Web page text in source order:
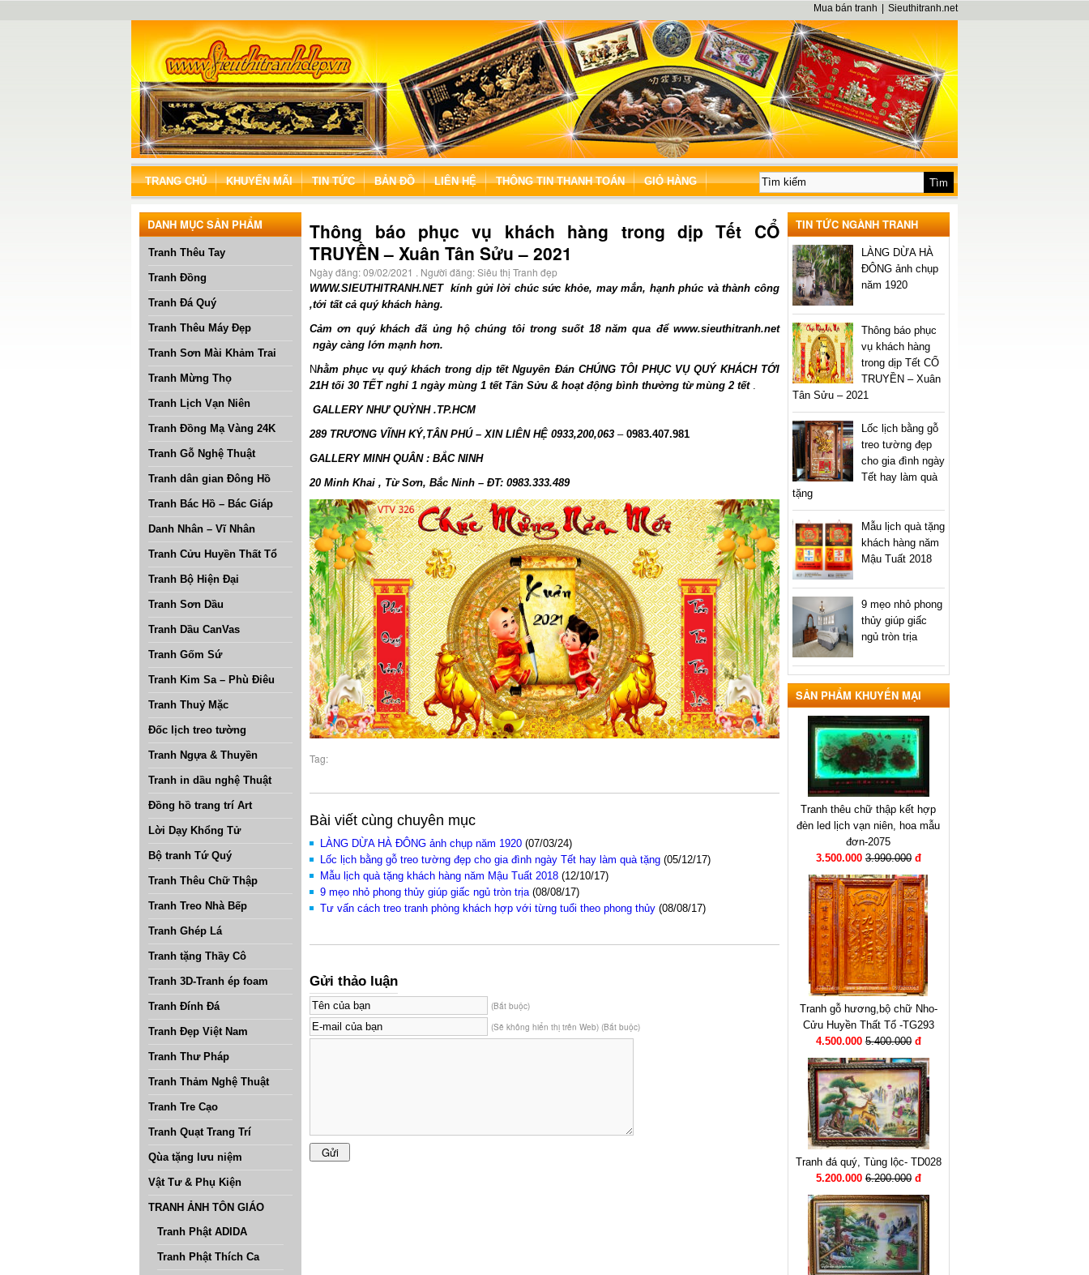
Sieuthitranh.net
Mua bán tranh
TRANG CHỦ KHUYẾN MÃI TIN TỨC BẢN ĐỒ LIÊN HỆ THÔNG TIN THANH TOÁN GIỎ HÀNG
DANH MỤC SẢN PHẨM
Tranh Thêu Tay
Tranh Đồng
Tranh Đá Quý
Tranh Thêu Máy Đẹp
Tranh Sơn Mài Khảm Trai
Tranh Mừng Thọ
Tranh Lịch Vạn Niên
Tranh Đồng Mạ Vàng 24K
Tranh Gỗ Nghệ Thuật
Tranh dân gian Đông Hồ
Tranh Bác Hồ – Bác Giáp
Danh Nhân – Vĩ Nhân
Tranh Cửu Huyền Thất Tổ
Tranh Bộ Hiện Đại
Tranh Sơn Dầu
Tranh Dầu CanVas
Tranh Gốm Sứ
Tranh Kim Sa – Phù Điêu
Tranh Thuỷ Mặc
Đốc lịch treo tường
Tranh Ngựa & Thuyền
Tranh in dầu nghệ Thuật
Đồng hồ trang trí Art
Lời Dạy Khổng Tử
Bộ tranh Tứ Quý
Tranh Thêu Chữ Thập
Tranh Treo Nhà Bếp
Tranh Ghép Lá
Tranh tặng Thầy Cô
Tranh 3D-Tranh ép foam
Tranh Đính Đá
Tranh Đẹp Việt Nam
Tranh Thư Pháp
Tranh Thảm Nghệ Thuật
Tranh Tre Cạo
Tranh Quạt Trang Trí
Qùa tặng lưu niệm
Vật Tư & Phụ Kiện
TRANH ẢNH TÔN GIÁO
Tranh Phật ADIDA
Tranh Phật Thích Ca
Thông báo phục vụ khách hàng trong dịp Tết CỔ
TRUYỀN – Xuân Tân Sửu – 2021
Ngày đăng:09/02/2021 . Người đăng:Siêu thị Tranh đẹp
WWW.SIEUTHITRANH.NET kính gửi lời chúc sức khỏe, may mắn, hạnh phúc và thành công
,tới tất cả quý khách hàng.
Cảm ơn quý khách đã ủng hộ chúng tôi trong suốt 18 năm qua để www.sieuthitranh.net
ngày càng lớn mạnh hơn.
Nhằm phục vụ quý khách trong dịp tết Nguyên Đán CHÚNG TÔI PHỤC VỤ QUÝ KHÁCH TỚI
21H tối 30 TẾT nghỉ 1 ngày mùng 1 tết Tân Sửu & hoạt động bình thường từ mùng 2 tết .
GALLERY NHƯ QUỲNH .TP.HCM
289 TRƯƠNG VĨNH KÝ,TÂN PHÚ – XIN LIÊN HỆ 0933,200,063 –0983.407.981
GALLERY MINH QUÂN : BẮC NINH
20 Minh Khai , Từ Sơn, Bắc Ninh – ĐT: 0983.333.489
Tag:
Bài viết cùng chuyên mục
LÀNG DỪA HÀ ĐÔNG ảnh chụp năm 1920 (07/03/24)
Lốc lịch bằng gỗ treo tường đẹp cho gia đình ngày Tết hay làm quà tặng (05/12/17)
Mẫu lịch quà tặng khách hàng năm Mậu Tuất 2018 (12/10/17)
9 mẹo nhỏ phong thủy giúp giấc ngủ tròn trịa(08/08/17)
Tư vấn cách treo tranh phòng khách hợp với từng tuổi theo phong thủy (08/08/17)
Gửi thảo luận
(Bắt buộc)
(Sẽ không hiển thị trên Web) (Bắt buộc)
TIN TỨC NGÀNH TRANH
LÀNG DỪA HÀ
ĐÔNG ảnh chụp
năm 1920
Thông báo phục
vụ khách hàng
trong dịp Tết CỔ
TRUYỀN – Xuân
Tân Sửu – 2021
Lốc lịch bằng gỗ
treo tường đẹp
cho gia đình ngày
Tết hay làm quà
tặng
Mẫu lịch quà tặng
khách hàng năm
Mậu Tuất 2018
9 mẹo nhỏ phong
thủy giúp giấc
ngủ tròn trịa
SẢN PHẨM KHUYẾN MẠI
Tranh thêu chữ thập kết hợp
đèn led lịch vạn niên, hoa mẫu
đơn-2075
3.500.000 3.990.000đ
Tranh gỗ hương,bộ chữ Nho-
Cửu Huyền Thất Tổ -TG293
4.500.000 5.400.000đ
Tranh đá quý, Tùng lộc- TD028
5.200.000 6.200.000đ